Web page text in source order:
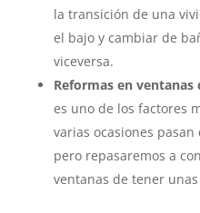
la transición de una
el bajo y cambiar de
viceversa.
Reformas en ventanas
es uno de los factores
varias ocasiones
pero repasaremos a
ventanas de tener